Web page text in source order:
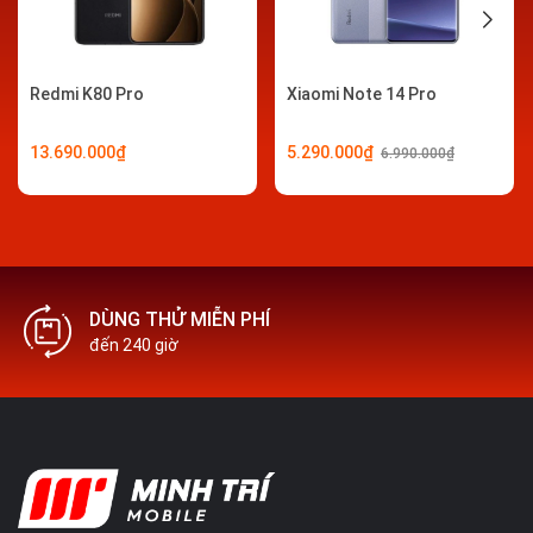
1TB là ưu điểm, thích hợp nhu cầu đa nhiệm và lưu trữ
về thời lượng pin lâu bền, tuổi thọ pin kéo dài, tiết kiệm
điện năng tiêu thụ và khả năng tối ưu tiết diện, trọng
lượng máy. Cùng với đó, dung lượng khủng 6550mAh
Redmi K80 Pro
13.690.000₫
Xiaomi Note 14 Pro
5.290.000₫ 6.990.000₫
DÙNG THỬ MIỄN PHÍ
đến 240 giờ